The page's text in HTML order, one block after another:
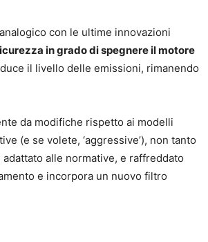
con le ultime innovazioni
in grado di spegnere il motore
il livello delle emissioni, rimanendo
da modifiche rispetto ai modelli
(e se volete, ‘aggressive’), non tanto
adattato alle normative, e raffreddato
e incorpora un nuovo filtro